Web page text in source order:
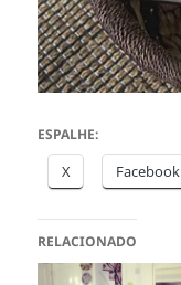
ESPALHE:
X Facebook
RELACIONADO